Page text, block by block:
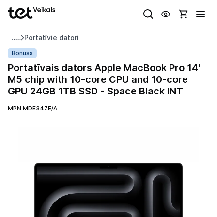
Uz kategorijam Uz galveno saturu
Portatīvie datori
Pasūtījuma statuss
Akcijas
TV un audio
Datortehnika
Gaišā Tumšā Sistēmas
Portatīvais
dators
Apple
MacBook
14"
Bonuss
Portatīvais dators Apple MacBook Pro 14"
M5 chip with 10-core CPU and 10-core
GPU 24GB 1TB SSD - Space Black INT
MPN MDE34ZE/A